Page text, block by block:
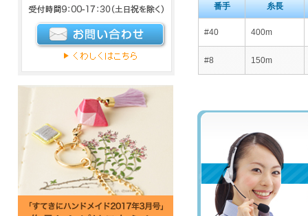
番手 糸長
#40 400m
#8 150m